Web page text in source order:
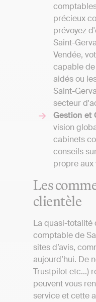
précieux
prévoyez
Saint-
Vendée,
capable
aidés ou
Saint-
secteur
Gestion et
vision
cabinets
conseils
propre aux
Les
clientèle
La quasi-totalité
comptable de
sites d’avis,
aujourd’hui. De
Trustpilot etc...)
peuvent vous
service et cette